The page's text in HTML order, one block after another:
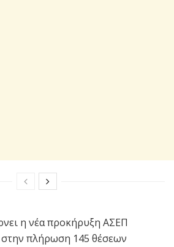
η νέα προκήρυξη ΑΣΕΠ
πλήρωση 145 θέσεων